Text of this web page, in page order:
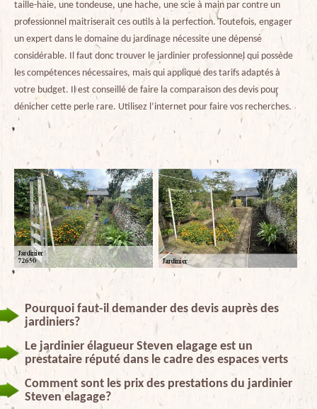
taille-haie, une tondeuse, une hache, une scie à main par contre un
professionnel maitriserait ces outils à la perfection. Toutefois, engager
un expert dans le domaine du jardinage nécessite une dépense
considérable. Il faut donc trouver le jardinier professionnel qui possède
les compétences nécessaires, mais qui applique des tarifs adaptés à
votre budget. Il est conseillé de faire la comparaison des devis pour
dénicher cette perle rare. Utilisez l’internet pour faire vos recherches.
Pourquoi faut-il demander des devis auprès des
jardiniers?
Le jardinier élagueur Steven elagage est un
prestataire réputé dans le cadre des espaces verts
Comment sont les prix des prestations du jardinier
Steven elagage?